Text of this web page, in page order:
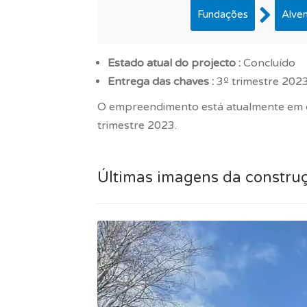
Fundações
Estado atual do projecto : Concluído
Entrega das chaves : 3º trimestre 2023
O empreendimento está atualmente
trimestre 2023.
Últimas imagens da